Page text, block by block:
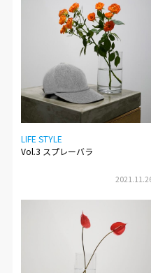
LIFE STYLE
Vol.3 スプレーバラ